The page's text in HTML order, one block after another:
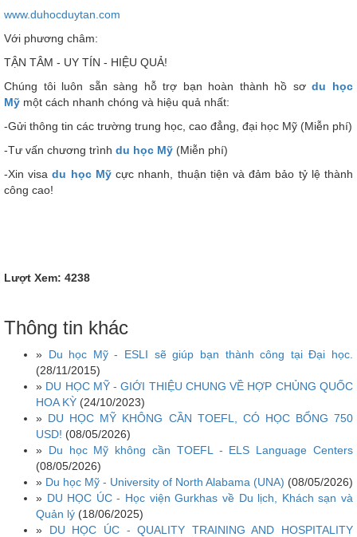
www.duhocduytan.com
Với phương châm:
TẬN TÂM - UY TÍN - HIỆU QUẢ!
Chúng tôi luôn sẵn sàng hỗ trợ bạn hoàn thành hồ sơdu học
Mỹ một cách nhanh chóng và hiệu quả nhất:
-Gửi thông tin các trường trung học, cao đẳng, đại học Mỹ (Miễn phí)
-Tư vấn chương trình du học Mỹ (Miễn phí)
-Xin visadu học Mỹcực nhanh, thuận tiện và đảm bảo tỷ lệ thành
công cao!
Lượt Xem: 4238
Thông tin khác
» Du học Mỹ - ESLI sẽ giúp bạn thành công tại Đại học.
(28/11/2015)
» DU HỌC MỸ - GIỚI THIỆU CHUNG VỀ HỢP CHỦNG QUỐC
HOA KỲ (24/10/2023)
» DU HỌC MỸ KHÔNG CẦN TOEFL, CÓ HỌC BỔNG 750
USD! (08/05/2026)
» Du học Mỹ không cần TOEFL - ELS Language Centers
(08/05/2026)
» Du học Mỹ - University of North Alabama (UNA) (08/05/2026)
» DU HỌC ÚC - Học viện Gurkhas về Du lịch, Khách sạn và
Quản lý (18/06/2025)
» DU HỌC ÚC - QUALITY TRAINING AND HOSPITALITY